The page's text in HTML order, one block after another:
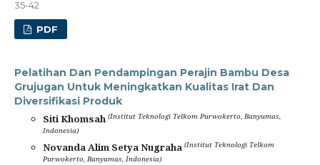
35-42
PDF
Pelatihan Dan Pendampingan Perajin Bambu Desa
Grujugan Untuk Meningkatkan Kualitas Irat Dan
Diversifikasi Produk
Siti Khomsah (Institut Teknologi Telkom Purwokerto, Banyumas,
Indonesia)
Novanda Alim Setya Nugraha (Institut Teknologi Telkom
Purwokerto, Banyumas, Indonesia)